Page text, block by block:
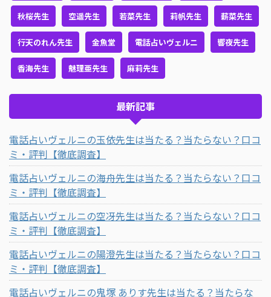
秋桜先生 空遥先生 若菜先生 莉帆先生 薪菜先生
行天のれん先生 金魚堂 電話占いヴェルニ 響夜先生
香海先生 魅理亜先生 麻莉先生
最新記事
電話占いヴェルニの玉依先生は当たる？当たらない？口コ
ミ・評判【徹底調査】
電話占いヴェルニの海舟先生は当たる？当たらない？口コ
ミ・評判【徹底調査】
電話占いヴェルニの空冴先生は当たる？当たらない？口コ
ミ・評判【徹底調査】
電話占いヴェルニの陽澄先生は当たる？当たらない？口コ
ミ・評判【徹底調査】
電話占いヴェルニの鬼塚 ありす先生は当たる？当たらな